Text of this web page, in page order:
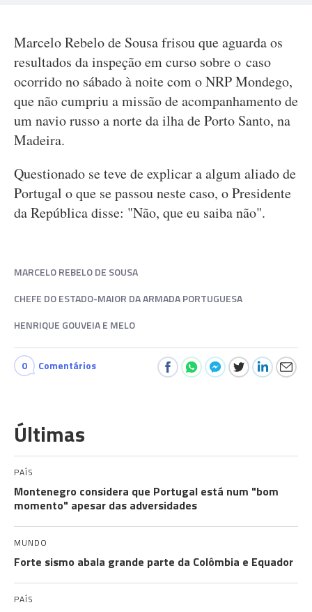
Marcelo Rebelo de Sousa frisou que aguarda os
resultados da inspeção em curso sobre o caso
ocorrido no sábado à noite com o NRP Mondego,
que não cumpriu a missão de acompanhamento de
um navio russo a norte da ilha de Porto Santo, na
Madeira.
Questionado se teve de explicar a algum aliado de
Portugal o que se passou neste caso, o Presidente
da República disse: "Não, que eu saiba não".
MARCELO REBELO DE SOUSA
CHEFE DO ESTADO-MAIOR DA ARMADA PORTUGUESA
HENRIQUE GOUVEIA E MELO
0 Comentários
Últimas
PAÍS
Montenegro considera que Portugal está num "bom
momento" apesar das adversidades
MUNDO
Forte sismo abala grande parte da Colômbia e Equador
PAÍS